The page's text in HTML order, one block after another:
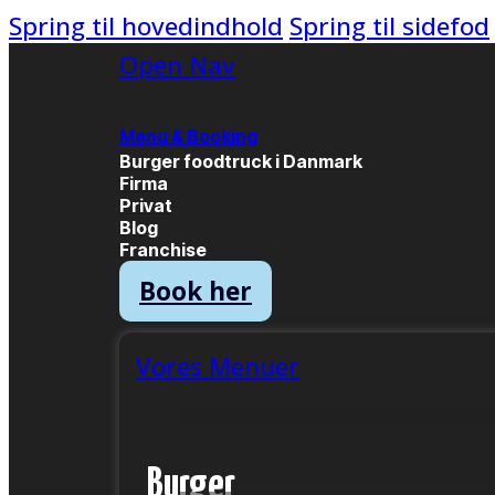
Spring til hovedindhold Spring til sidefod
Open Nav
Menu & Booking
Burger foodtruck i Danmark
Firma
Privat
Blog
Franchise
Book her
Vores Menuer
Burger